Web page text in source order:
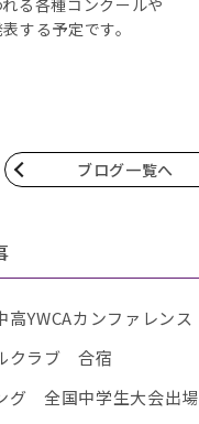
する予定です。
ブログ一覧へ
高YWCAカンファレンス
クラブ 合宿
グ 全国中学生大会出場